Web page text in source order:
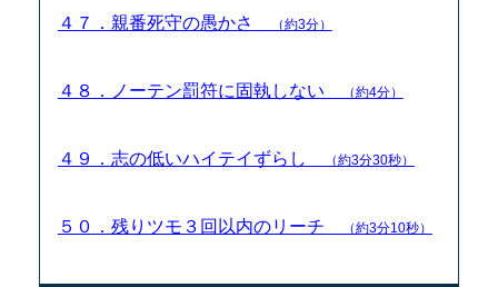
４７．親番死守の愚かさ （約3分）
４８．ノーテン罰符に固執しない （約4分）
４９．志の低いハイテイずらし （約3分30秒）
５０．残りツモ３回以内のリーチ （約3分10秒）